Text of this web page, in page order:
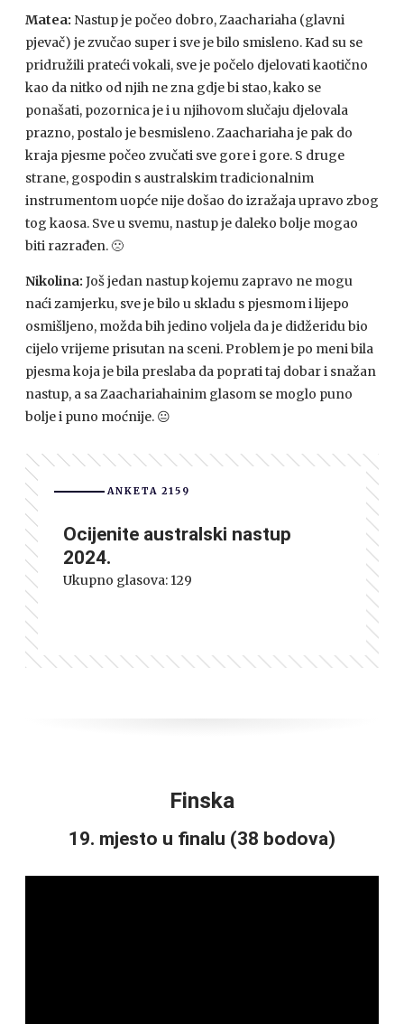
Matea: Nastup je počeo dobro, Zaachariaha (glavni
pjevač) je zvučao super i sve je bilo smisleno. Kad su se
pridružili prateći vokali, sve je počelo djelovati kaotično
kao da nitko od njih ne zna gdje bi stao, kako se
ponašati, pozornica je i u njihovom slučaju djelovala
prazno, postalo je besmisleno. Zaachariaha je pak do
kraja pjesme počeo zvučati sve gore i gore. S druge
strane, gospodin s australskim tradicionalnim
instrumentom uopće nije došao do izražaja upravo zbog
tog kaosa. Sve u svemu, nastup je daleko bolje mogao
biti razrađen. 🙁
Nikolina: Još jedan nastup kojemu zapravo ne mogu
naći zamjerku, sve je bilo u skladu s pjesmom i lijepo
osmišljeno, možda bih jedino voljela da je didžeridu bio
cijelo vrijeme prisutan na sceni. Problem je po meni bila
pjesma koja je bila preslaba da poprati taj dobar i snažan
nastup, a sa Zaachariahainim glasom se moglo puno
bolje i puno moćnije. 😐
ANKETA 2159
Ocijenite australski nastup
2024.
Ukupno glasova: 129
Finska
19. mjesto u finalu (38 bodova)